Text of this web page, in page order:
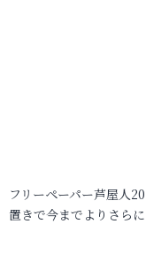
フリーペーパー芦屋人
置きで今までよりさら